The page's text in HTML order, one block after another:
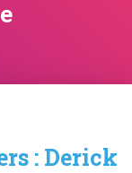
: Derick